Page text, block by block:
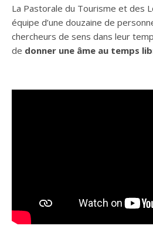
La Pastorale du Tourisme et des
équipe d’une douzaine de
chercheurs de sens dans leur
de donner une âme au temps